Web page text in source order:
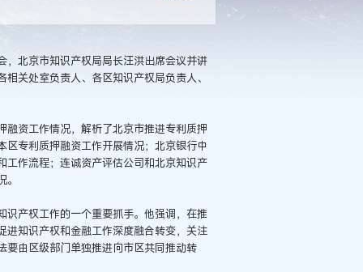
，北京市知识产权局局长汪洪出席会议并讲
关处室负责人、各区知识产权局负责人、
资工作情况，解析了北京市推进专利质押
专利质押融资工作开展情况；北京银行中
工作流程；连诚资产评估公司和北京知识产
。
产权工作的一个重要抓手。他强调，在推
进知识产权和金融工作深度融合转变，关注
要由区级部门单独推进向市区共同推动转